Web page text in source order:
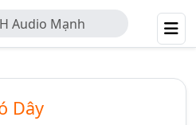
Audio Mạnh
Dây